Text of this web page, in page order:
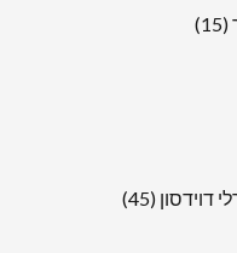
15
15
דוידסון 45
45